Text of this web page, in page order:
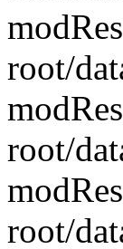
root/
root/
root/